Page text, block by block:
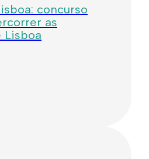
concurso
as
Lisboa